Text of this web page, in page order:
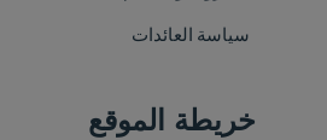
سياسة العائدات
خريطة الموقع